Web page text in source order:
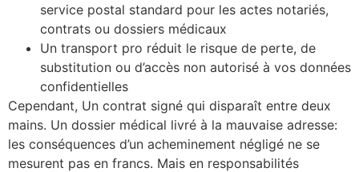
service postal standard pour les actes notariés,
contrats ou dossiers médicaux
Un transport pro réduit le risque de perte, de
substitution ou d’accès non autorisé à vos données
confidentielles
Cependant, Un contrat signé qui disparaît entre deux
mains. Un dossier médical livré à la mauvaise adresse:
les conséquences d’un acheminement négligé ne se
mesurent pas en francs. Mais en responsabilités